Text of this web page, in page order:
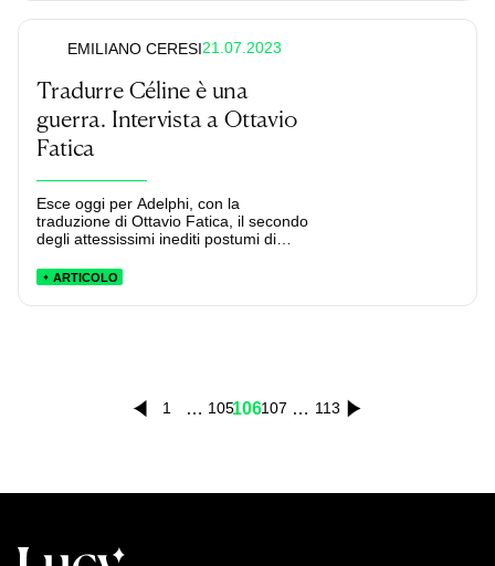
EMILIANO CERESI21.07.2023
Tradurre Céline è una
guerra. Intervista a Ottavio
Fatica
Esce oggi per Adelphi, con la
traduzione di Ottavio Fatica, il secondo
degli attessissimi inediti postumi di
quanto sia sfidante rendere in italiano
francese, il traduttore ci ha parlato in
ARTICOLO
1 … 105106107 … 113